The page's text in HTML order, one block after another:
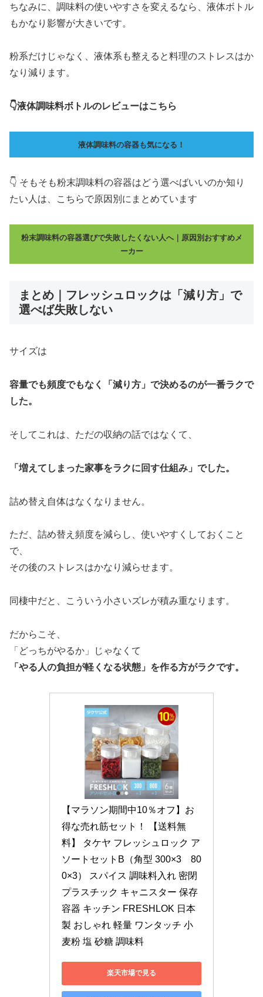
ちなみに、調味料の使いやすさを変えるなら、液体ボトル
もかなり影響が大きいです。
粉系だけじゃなく、液体系も整えると料理のストレスはか
なり減ります。
👇液体調味料ボトルのレビューはこちら
液体調味料の容器も気になる！
👇 そもそも粉末調味料の容器はどう選べばいいのか知り
たい人は、こちらで原因別にまとめています
粉末調味料の容器選びで失敗したくない人へ｜原因別おすすめメ
ーカー
まとめ｜フレッシュロックは「減り方」で
選べば失敗しない
サイズは
容量でも頻度でもなく「減り方」で決めるのが一番ラクで
した。
そしてこれは、ただの収納の話ではなくて、
「増えてしまった家事をラクに回す仕組み」でした。
詰め替え自体はなくなりません。
ただ、詰め替え頻度を減らし、使いやすくしておくこと
で、
その後のストレスはかなり減らせます。
同棲中だと、こういう小さいズレが積み重なります。
だからこそ、
「どっちがやるか」じゃなくて
「やる人の負担が軽くなる状態」を作る方がラクです。
【マラソン期間中10％オフ】お
得な売れ筋セット！ 【送料無
料】 タケヤ フレッシュロック ア
ソートセットB（角型 300×3　80
0×3） スパイス 調味料入れ 密閉
プラスチック キャニスター 保存
容器 キッチン FRESHLOK 日本
製 おしゃれ 軽量 ワンタッチ 小
麦粉 塩 砂糖 調味料
楽天市場で見る